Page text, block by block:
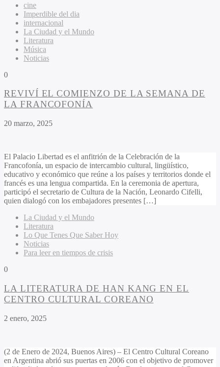
cine
Imperdible del dia
internacional
La Ciudad y el Mundo
Literatura
Música
Noticias
0
REVIVÍ EL COMIENZO DE LA SEMANA DE
LA FRANCOFONÍA
20 marzo, 2025
El Palacio Libertad es el anfitrión de la Celebración de la
Francofonía, un espacio de intercambio cultural, lingüístico,
educativo y económico que reúne a los países y territorios donde el
francés es una lengua compartida. En la ceremonia de apertura,
participó el secretario de Cultura de la Nación, Leonardo Cifelli,
quien dialogó con los embajadores presentes […]
La Ciudad y el Mundo
Literatura
Lo Que Tenes Que Saber Hoy
Noticias
Para leer en tiempos de crisis
0
LA LITERATURA DE HAN KANG EN EL
CENTRO CULTURAL COREANO
2 enero, 2025
(2 de Enero de 2024, Buenos Aires) – El Centro Cultural Coreano
en Argentina abrió sus puertas en 2006 con el objetivo de promover